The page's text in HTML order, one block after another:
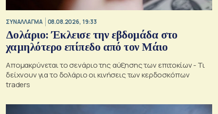
ΣΥΝΑΛΛΑΓΜΑ 08.08.2026, 19:33
Δολάριο: Έκλεισε την εβδομάδα στο
χαμηλότερο επίπεδο από τον Μάιο
Απομακρύνεται το σενάριο της αύξησης των επιτοκίων - Τι
δείχνουν για το δολάριο οι κινήσεις των κερδοσκόπων
traders